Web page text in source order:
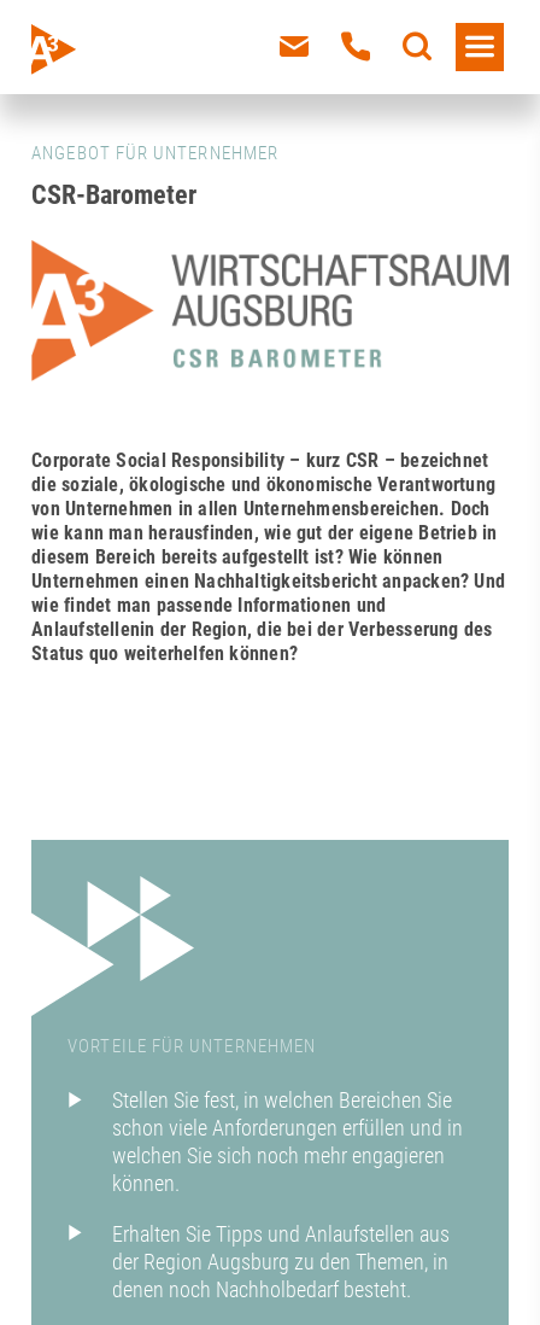
ANGEBOT FÜR UNTERNEHMER
CSR-Barometer
Corporate Social Responsibility – kurz CSR – bezeichnet
die soziale, ökologische und ökonomische Verantwortung
von Unternehmen in allen Unternehmensbereichen. Doch
wie kann man herausfinden, wie gut der eigene Betrieb in
diesem Bereich bereits aufgestellt ist? Wie können
Unternehmen einen Nachhaltigkeitsbericht anpacken? Und
wie findet man passende Informationen und
Anlaufstellenin der Region, die bei der Verbesserung des
Status quo weiterhelfen können?
VORTEILE FÜR UNTERNEHMEN
Stellen Sie fest, in welchen Bereichen Sie
schon viele Anforderungen erfüllen und in
welchen Sie sich noch mehr engagieren
können.
Erhalten Sie Tipps und Anlaufstellen aus
der Region Augsburg zu den Themen, in
denen noch Nachholbedarf besteht.